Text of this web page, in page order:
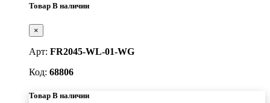
Товар В наличии
×
Арт: FR2045-WL-01-WG
Код: 68806
Товар В наличии